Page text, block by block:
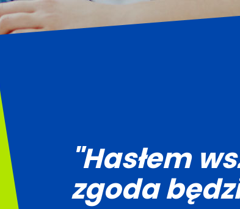
"Hasłem
zgoda